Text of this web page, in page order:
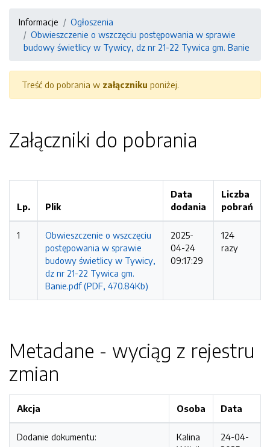
Informacje
Ogłoszenia
Obwieszczenie o wszczęciu postępowania w sprawie
budowy świetlicy w Tywicy, dz nr 21-22 Tywica gm. Banie
Treść do pobrania w załączniku poniżej.
Załączniki do pobrania
Lp. Plik
Data
dodania
Liczba
pobrań
1
Obwieszczenie o wszczęciu
postępowania w sprawie
budowy świetlicy w Tywicy,
dz nr 21-22 Tywica gm.
Banie.pdf (PDF, 470.84Kb)
2025-
04-24
09:17:29
124
razy
Metadane - wyciąg z rejestru
zmian
Akcja Osoba Data
Dodanie dokumentu:
Kalina
24-04-